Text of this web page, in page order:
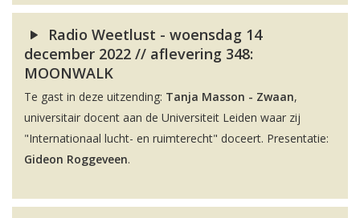
Radio Weetlust - woensdag 14
december 2022 // aflevering 348:
MOONWALK
Te gast in deze uitzending: Tanja Masson - Zwaan,
universitair docent aan de Universiteit Leiden waar zij
"Internationaal lucht- en ruimterecht" doceert. Presentatie:
Gideon Roggeveen.